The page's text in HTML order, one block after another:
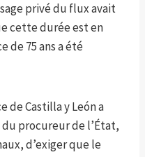
privé du flux avait
cette durée est en
de 75 ans a été
de Castilla y León a
procureur de l’État,
d’exiger que le